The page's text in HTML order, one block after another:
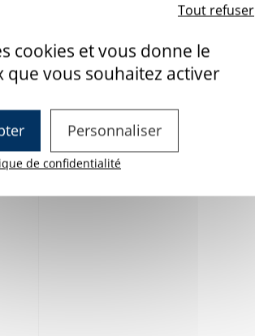
240*160*42
cookies et vous donne le
que vous souhaitez activer
Tout refuser
Personnaliser
de confidentialité